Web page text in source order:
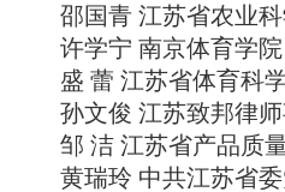
邵国青 江苏省农业科
许学宁 南京体育学院
盛 蕾 江苏省体育科
孙文俊 江苏致邦律师
邹 洁 江苏省产品质量
黄瑞玲 中共江苏省委